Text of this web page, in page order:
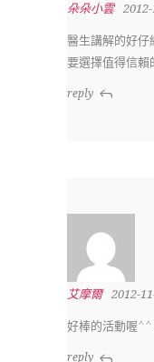
朵朵小雲
醫生講解的好仔
要選擇值得信賴
reply
艾摩爾 2012-
好棒的活動喔^^
reply